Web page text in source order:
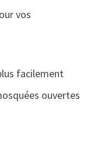
vos
facilement
ouvertes